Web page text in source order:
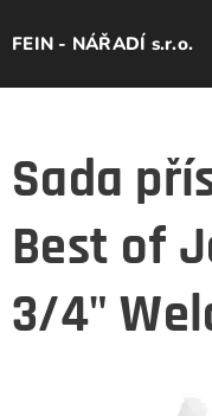
FEIN - NÁŘADÍ s.r.o.
Sada
Best of
3/4"